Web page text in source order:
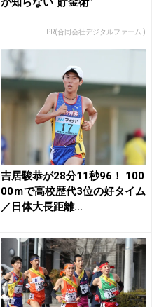
PR(合同会社デジタルファーム )
吉居駿恭が28分11秒96！ 100
00ｍで高校歴代3位の好タイム
／日体大長距離...